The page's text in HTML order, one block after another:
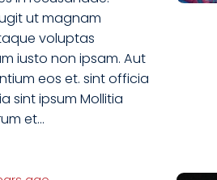
ut magnam
voluptas
iusto non ipsam. Aut
eos et. sint officia
sint ipsum Mollitia
et…